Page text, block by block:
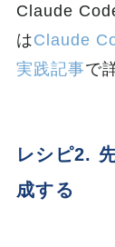
Claude
はClaude
実践記事で
レシピ2.
成する